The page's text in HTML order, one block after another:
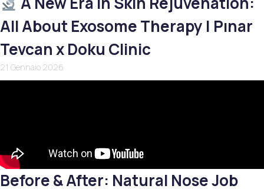
All About Exosome Therapy | Pınar
Tevcan x Doku Clinic
21 Gennaio 2026
Before & After: Natural Nose Job